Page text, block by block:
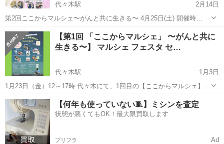
代々木駅
2月14日
第2回ここからマルシェ〜がんと共に生きる〜 4月25日(土) 開催時
間/11:30〜17:00 開催場所/代々木駅西口徒歩20秒 イベントスペース
🌸4/25(土)開催｜ここからマルシェ 〜がんと共に生きる〜🌸 ...
東京 渋谷区 代々木駅 その他
【第1回 「ここからマルシェ」 〜がんと共に
生きる〜】 マルシェ フェスタ セ…
代々木駅
1月3日
1月23日（金）12～17時 代々木にて、1回目の【ここからマルシェ】を
開催します。 コンセプトは、「がんと共に生きる」。 がんの診断を受
けた方、治療中・治療後の方が、定期検診を卒業し何年も経っている
方、リンパ...
東京 渋谷区 代々木駅 その他 マルシェ
【何年も使っていない🧵】ミシンを査定
状態が悪くてもOK！最大限買取します
プリフラ Ad